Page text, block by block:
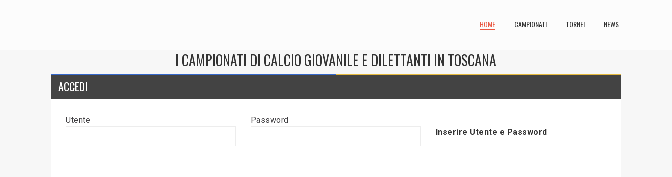
HOME CAMPIONATI TORNEI NEWS
I CAMPIONATI DI CALCIO GIOVANILE E DILETTANTI IN TOSCANA
ACCEDI
Utente
Password
Inserire Utente e Password